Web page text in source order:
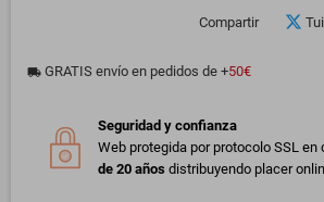
Compartir
local_shipping GRATIS envío en pedidos de +50€
Seguridad y confianza
Web protegida por protocolo SSL en
de 20 años distribuyendo placer